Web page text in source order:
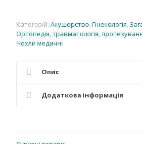
Категорій: Акушерство,Гінекологія,
Ортопедія, травматологія,
Чохли медичні
Опис
Додаткова інформація